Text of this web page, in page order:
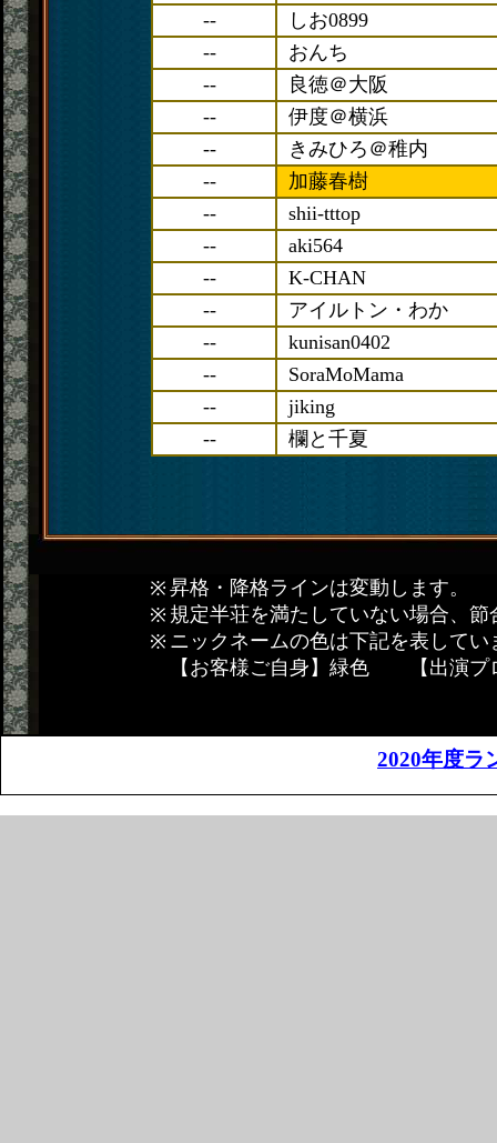
--
しお0899
--
おんち
--
良徳＠大阪
--
伊度＠横浜
--
きみひろ＠稚内
--
加藤春樹
--
shii-tttop
--
aki564
--
K-CHAN
--
アイルトン・わか
--
kunisan0402
--
SoraMoMama
--
jiking
--
欄と千夏
昇格・降格ラインは変動します。
規定半荘を満たしていない場合、
ニックネームの色は下記を表してい
【お客様ご自身】緑色 【出演
2020年度ラ